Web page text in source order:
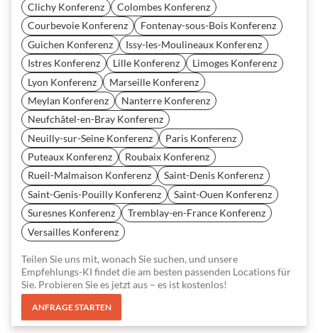
Clichy Konferenz
Colombes Konferenz
Courbevoie Konferenz
Fontenay-sous-Bois Konferenz
Guichen Konferenz
Issy-les-Moulineaux Konferenz
Istres Konferenz
Lille Konferenz
Limoges Konferenz
Lyon Konferenz
Marseille Konferenz
Meylan Konferenz
Nanterre Konferenz
Neufchâtel-en-Bray Konferenz
Neuilly-sur-Seine Konferenz
Paris Konferenz
Puteaux Konferenz
Roubaix Konferenz
Rueil-Malmaison Konferenz
Saint-Denis Konferenz
Saint-Genis-Pouilly Konferenz
Saint-Ouen Konferenz
Suresnes Konferenz
Tremblay-en-France Konferenz
Versailles Konferenz
Teilen Sie uns mit, wonach Sie suchen, und unsere
Empfehlungs-KI findet die am besten passenden Locations für
Sie. Probieren Sie es jetzt aus – es ist kostenlos!
ANFRAGE STARTEN